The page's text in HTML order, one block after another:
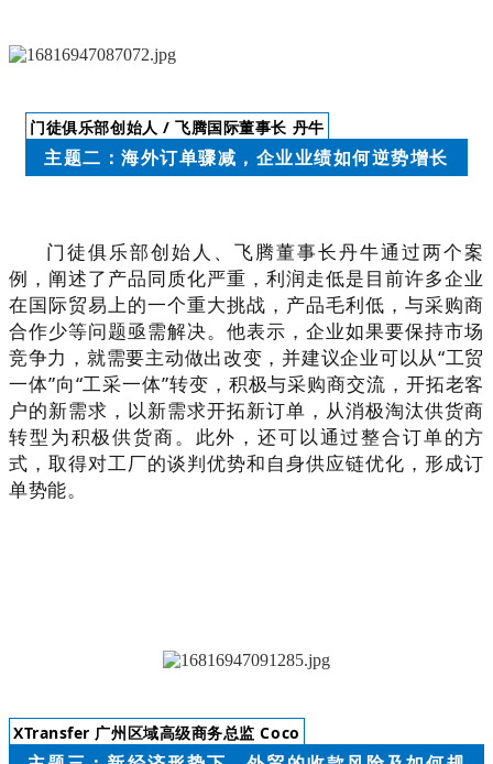
门徒俱乐部创始人 / 飞腾国际董事长 丹牛
主题二：海外订单骤减，企业业绩如何逆势增长
门徒俱乐部创始人、飞腾董事长丹牛通过两个案
例，阐述了产品同质化严重，利润走低是目前许多企业
在国际贸易上的一个重大挑战，产品毛利低，与采购商
合作少等问题亟需解决。他表示，企业如果要保持市场
竞争力，就需要主动做出改变，并建议企业可以从“工贸
一体”向“工采一体”转变，积极与采购商交流，开拓老客
户的新需求，以新需求开拓新订单，从消极淘汰供货商
转型为积极供货商。此外，还可以通过整合订单的方
式，取得对工厂的谈判优势和自身供应链优化，形成订
单势能。
XTransfer 广州区域高级商务总监 Coco